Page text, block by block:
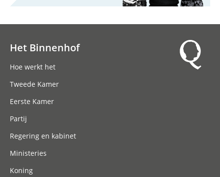
Het Binnenhof
Hoe werkt het
Tweede Kamer
Eerste Kamer
Partij
Regering en kabinet
Ministeries
Koning